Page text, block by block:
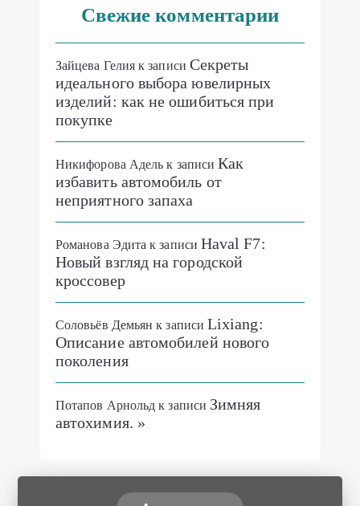
идеального выбора ювелирных
изделий: как не ошибиться при
покупке
Никифорова Адельк записиКак
избавить автомобиль от
неприятного запаха
Романова Эдитак записиHaval F7:
Новый взгляд на городской
кроссовер
Соловьёв Демьянк записиLixiang:
Описание автомобилей нового
поколения
Потапов Арнольдк записиЗимняя
автохимия. »